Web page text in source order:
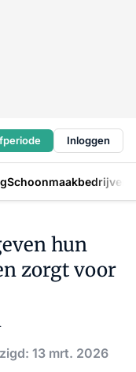
Inloggen
Schoonmaakbedrijven
hun
zorgt voor
13 mrt. 2026